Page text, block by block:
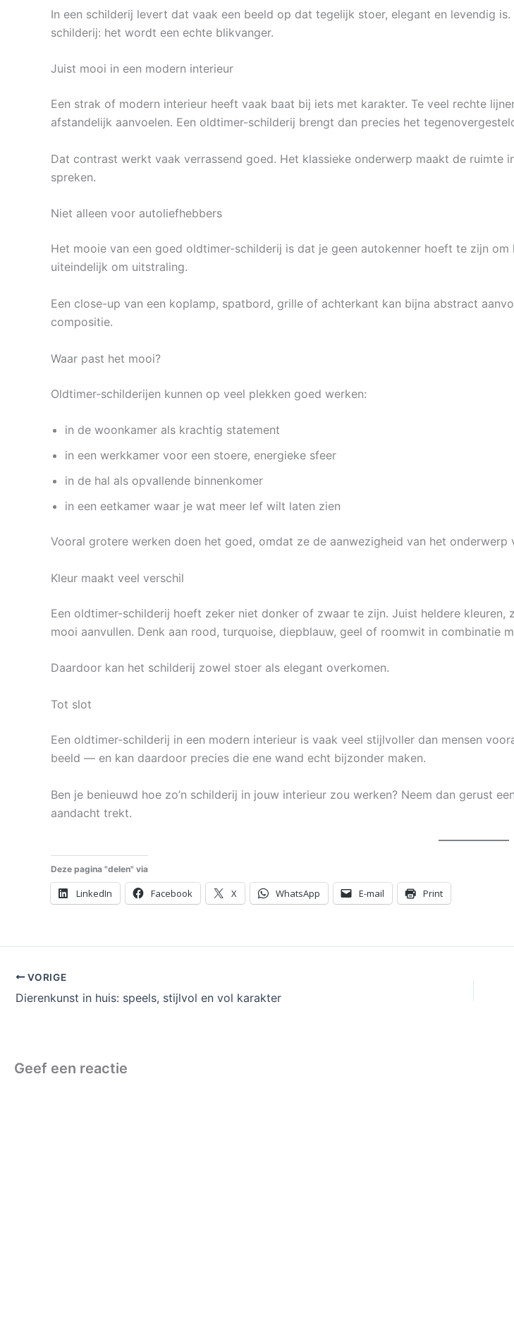
In een schilderij levert dat vaak een beeld op dat tegelijk stoer, elegant en levendig
schilderij: het wordt een echte blikvanger.
Juist mooi in een modern interieur
Een strak of modern interieur heeft vaak baat bij iets met karakter. Te veel rechte
afstandelijk aanvoelen. Een oldtimer-schilderij brengt dan precies het
Dat contrast werkt vaak verrassend goed. Het klassieke onderwerp maakt de
spreken.
Niet alleen voor autoliefhebbers
Het mooie van een goed oldtimer-schilderij is dat je geen autokenner hoeft te zijn
uiteindelijk om uitstraling.
Een close-up van een koplamp, spatbord, grille of achterkant kan bijna abstract
compositie.
Waar past het mooi?
Oldtimer-schilderijen kunnen op veel plekken goed werken:
in de woonkamer als krachtig statement
in een werkkamer voor een stoere, energieke sfeer
in de hal als opvallende binnenkomer
in een eetkamer waar je wat meer lef wilt laten zien
Vooral grotere werken doen het goed, omdat ze de aanwezigheid van het onderwerp
Kleur maakt veel verschil
Een oldtimer-schilderij hoeft zeker niet donker of zwaar te zijn. Juist heldere
mooi aanvullen. Denk aan rood, turquoise, diepblauw, geel of roomwit in combinatie
Daardoor kan het schilderij zowel stoer als elegant overkomen.
Tot slot
Een oldtimer-schilderij in een modern interieur is vaak veel stijlvoller dan mensen
beeld — en kan daardoor precies die ene wand echt bijzonder maken.
Ben je benieuwd hoe zo’n schilderij in jouw interieur zou werken? Neem dan gerust
aandacht trekt.
Deze pagina "delen" via
LinkedIn Facebook X WhatsApp E-mail Print
VORIGE
Dierenkunst in huis: speels, stijlvol en vol karakter
Geef een reactie